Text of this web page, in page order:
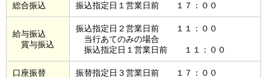
総合振込 振込指定日１営業日前 １７：００
給与振込
賞与振込
振込指定日２営業日前 １１：００
当行あてのみの場合
振込指定日１営業日前 １１：００
口座振替
振替指定日３営業日前 １７：００